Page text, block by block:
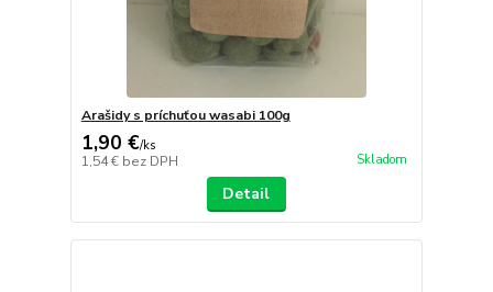
Arašidy s príchuťou wasabi 100g
1,90 €/ks
1,54 € bez DPH Skladom
Detail